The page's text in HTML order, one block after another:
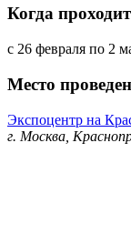
Когда проходит
с 26 февраля по 2
Место
Экспоцентр на
г. Москва,